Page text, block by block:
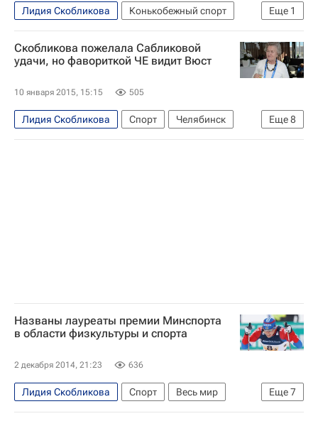
Кристина Фогель
Ольга Фаткулина
Йоррит Бергсма
Денис Юсков
Свен Крамер
Лиуве Вестра
Иван Скобрев
Еще 1
Лидия Скобликова
Конькобежный спорт
Виталий Мутко
Cкобликова пожелала Сабликовой
удачи, но фавориткой ЧЕ видит Вюст
10 января 2015, 15:15 505
Еще8
Лидия Скобликова Спорт
Челябинск
Челябинская область
Весь мир
Европа
Названы лауреаты премии Минспорта
в области физкультуры и спорта
2 декабря 2014, 21:23 636
Еще7
Лидия Скобликова Спорт
Весь мир
Европа
Александр Назаров